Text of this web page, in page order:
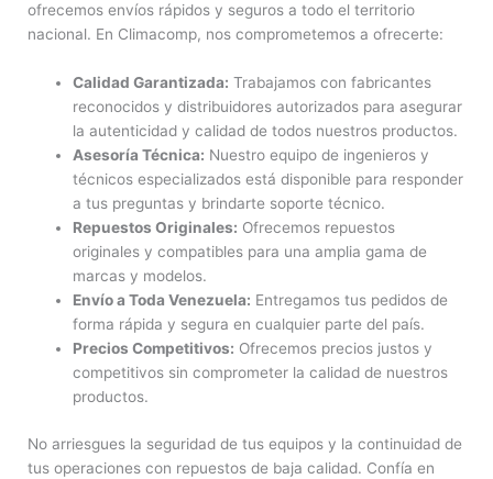
ofrecemos envíos rápidos y seguros a todo el territorio
nacional. En Climacomp, nos comprometemos a ofrecerte:
Calidad Garantizada: Trabajamos con fabricantes
reconocidos y distribuidores autorizados para asegurar
la autenticidad y calidad de todos nuestros productos.
Asesoría Técnica: Nuestro equipo de ingenieros y
técnicos especializados está disponible para responder
a tus preguntas y brindarte soporte técnico.
Repuestos Originales: Ofrecemos repuestos
originales y compatibles para una amplia gama de
marcas y modelos.
Envío a Toda Venezuela: Entregamos tus pedidos de
forma rápida y segura en cualquier parte del país.
Precios Competitivos: Ofrecemos precios justos y
competitivos sin comprometer la calidad de nuestros
productos.
No arriesgues la seguridad de tus equipos y la continuidad de
tus operaciones con repuestos de baja calidad. Confía en